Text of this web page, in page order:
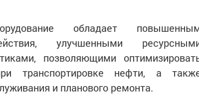
обладает
улучшенными
позволяющими
транспортировке нефти, а
и планового ремонта.